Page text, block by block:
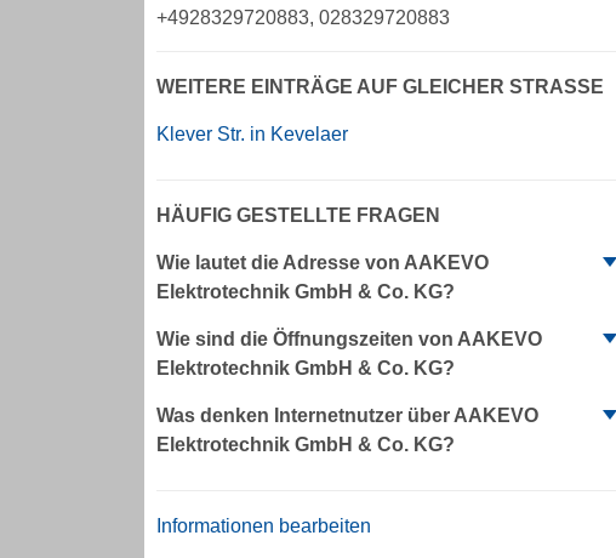
+4928329720883, 028329720883
WEITERE EINTRÄGE AUF GLEICHER STRASSE
Klever Str. in Kevelaer
HÄUFIG GESTELLTE FRAGEN
Wie lautet die Adresse von AAKEVO
Elektrotechnik GmbH & Co. KG?
Wie sind die Öffnungszeiten von AAKEVO
Elektrotechnik GmbH & Co. KG?
Was denken Internetnutzer über AAKEVO
Elektrotechnik GmbH & Co. KG?
Informationen bearbeiten